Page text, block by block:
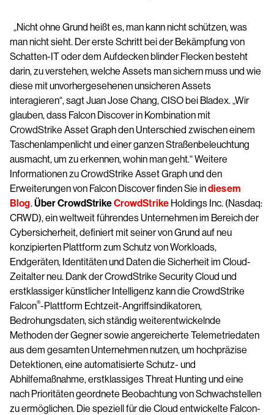
„Nicht ohne Grund heißt es, man kann nicht schützen, was
man nicht sieht. Der erste Schritt bei der Bekämpfung von
Schatten-IT oder dem Aufdecken blinder Flecken besteht
darin, zu verstehen, welche Assets man sichern muss und wie
diese mit unvorhergesehenen unsicheren Assets
interagieren“, sagt Juan Jose Chang, CISO bei Bladex. „Wir
glauben, dass Falcon Discover in Kombination mit
CrowdStrike Asset Graph den Unterschied zwischen einem
Taschenlampenlicht und einer ganzen Straßenbeleuchtung
ausmacht, um zu erkennen, wohin man geht.“ Weitere
Informationen zu CrowdStrike Asset Graph und den
Erweiterungen von Falcon Discover finden Sie indiesem
Blog.Über CrowdStrikeCrowdStrike Holdings Inc. (Nasdaq:
CRWD), ein weltweit führendes Unternehmen im Bereich der
Cybersicherheit, definiert mit seiner von Grund auf neu
konzipierten Plattform zum Schutz von Workloads,
Endgeräten, Identitäten und Daten die Sicherheit im Cloud-
Zeitalter neu. Dank der CrowdStrike Security Cloud und
erstklassiger künstlicher Intelligenz kann die CrowdStrike
Falcon®-Plattform Echtzeit-Angriffsindikatoren,
Bedrohungsdaten, sich ständig weiterentwickelnde
Methoden der Gegner sowie angereicherte Telemetriedaten
aus dem gesamten Unternehmen nutzen, um hochpräzise
Detektionen, eine automatisierte Schutz- und
Abhilfemaßnahme, erstklassiges Threat Hunting und eine
nach Prioritäten geordnete Beobachtung von Schwachstellen
zu ermöglichen. Die speziell für die Cloud entwickelte Falcon-